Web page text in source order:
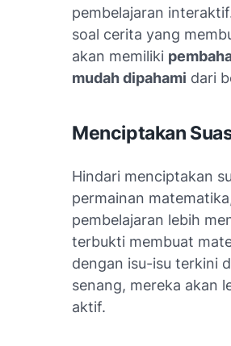
pembelajaran
soal cerita yang
akan memiliki
mudah dipahami dari
Menciptakan
Hindari menciptakan
permainan
pembelajaran lebih
terbukti membuat
dengan isu-isu terkini
senang, mereka akan
aktif.